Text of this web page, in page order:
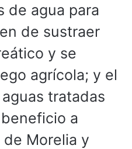
de agua para
de sustraer
y se
agrícola; y el
tratadas
a
Morelia y